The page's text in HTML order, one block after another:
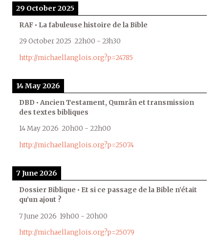
29 October 2025
RAF • La fabuleuse histoire de la Bible
29 October 2025 22h00 - 23h30
http://michaellanglois.org?p=24785
14 May 2026
DBD • Ancien Testament, Qumrân et transmission
des textes bibliques
14 May 2026 20h00 - 22h00
http://michaellanglois.org?p=25074
7 June 2026
Dossier Biblique • Et si ce passage de la Bible n’était
qu’un ajout ?
7 June 2026 19h00 - 20h00
http://michaellanglois.org?p=25079